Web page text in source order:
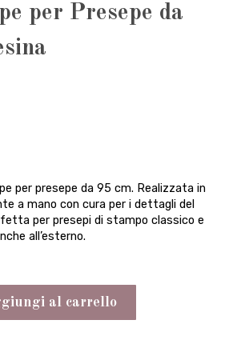
per Presepe da
per presepe da 95 cm. Realizzata in
a mano con cura per i dettagli del
per presepi di stampo classico e
all’esterno.
al carrello